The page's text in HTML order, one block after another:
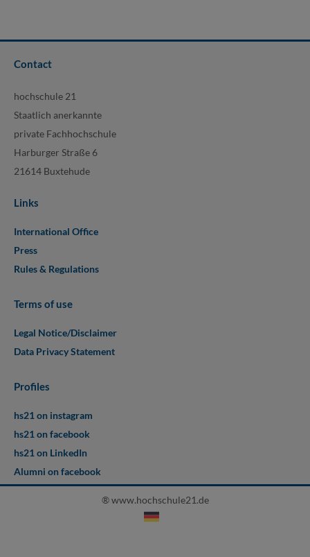
Contact
hochschule 21
Staatlich anerkannte
private Fachhochschule
Harburger Straße 6
21614 Buxtehude
Links
International Office
Press
Rules & Regulations
Terms of use
Legal Notice/Disclaimer
Data Privacy Statement
Profiles
hs21 on instagram
hs21 on facebook
hs21 on LinkedIn
Alumni on facebook
® www.hochschule21.de